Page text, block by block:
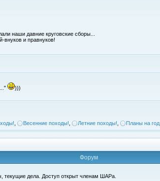
наши давние круговские сборы...
внуков и правнуков!
)))
Весенние походы! Летние походы! Планы на год.
Форум
текущие дела. Доступ открыт членам ШАРа.